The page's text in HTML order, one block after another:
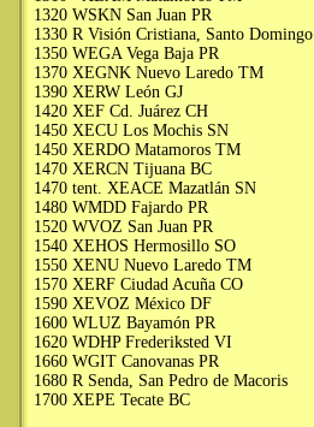
1320 WSKN San Juan PR
1330 R Visión Cristiana, Santo Domingo
1350 WEGA Vega Baja PR
1370 XEGNK Nuevo Laredo TM
1390 XERW León GJ
1420 XEF Cd. Juárez CH
1450 XECU Los Mochis SN
1450 XERDO Matamoros TM
1470 XERCN Tijuana BC
1470 tent. XEACE Mazatlán SN
1480 WMDD Fajardo PR
1520 WVOZ San Juan PR
1540 XEHOS Hermosillo SO
1550 XENU Nuevo Laredo TM
1570 XERF Ciudad Acuña CO
1590 XEVOZ México DF
1600 WLUZ Bayamón PR
1620 WDHP Frederiksted VI
1660 WGIT Canovanas PR
1680 R Senda, San Pedro de Macoris
1700 XEPE Tecate BC